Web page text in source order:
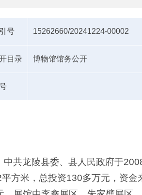
号 15262660/20241224-00002
目录 博物馆馆务公开
中共龙陵县委、县人民政府于
方米，总投资130多万元，资